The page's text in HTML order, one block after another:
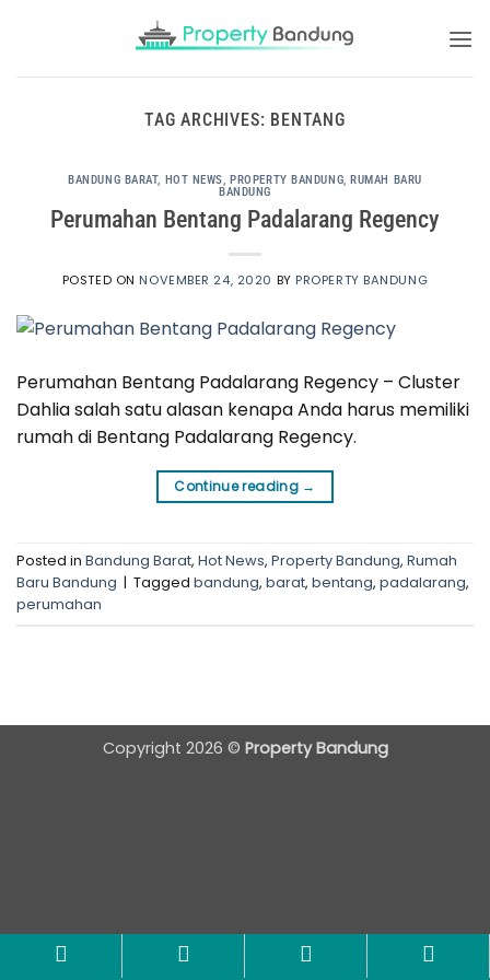
Botanical Residence
TAG ARCHIVES: BENTANG
BANDUNG BARAT, HOT NEWS,PROPERTY BANDUNG,RUMAH BARU
BANDUNG
Perumahan Bentang Padalarang Regency
POSTED ON NOVEMBER 24, 2020 BY PROPERTY BANDUNG
Perumahan Bentang Padalarang Regency – Cluster
Dahlia salah satu alasan kenapa Anda harus memiliki
rumah di Bentang Padalarang Regency.
Continue reading →
Posted in Bandung Barat, Hot News, Property Bandung, Rumah
Baru Bandung | Tagged bandung, barat, bentang, padalarang,
perumahan
Copyright 2026 © Property Bandung